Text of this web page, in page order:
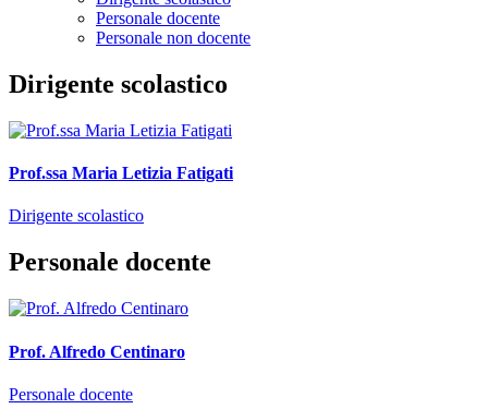
Personale docente
Personale non docente
Dirigente scolastico
Prof.ssa Maria Letizia Fatigati
Dirigente scolastico
Personale docente
Prof. Alfredo Centinaro
Personale docente